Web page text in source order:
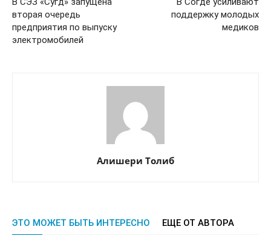
вторая очередь
предприятия по выпуску
электромобилей
поддержку молодых
медиков
Алишери Толиб
ЭТО МОЖЕТ БЫТЬ ИНТЕРЕСНО ЕЩЕ ОТ АВТОРА